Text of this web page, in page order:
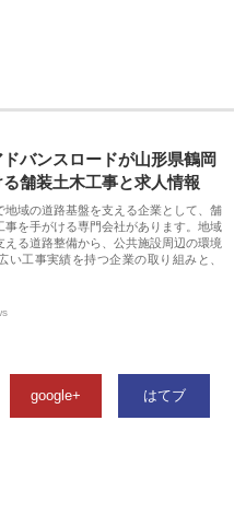
バンスロードが山形県鶴岡
舗装土木工事と求人情報
地域の道路基盤を支える企業として、舗
事を手がける専門会社があります。地域
える道路整備から、公共施設周辺の環境
い工事実績を持つ企業の取り組みと、
google+ はてブ